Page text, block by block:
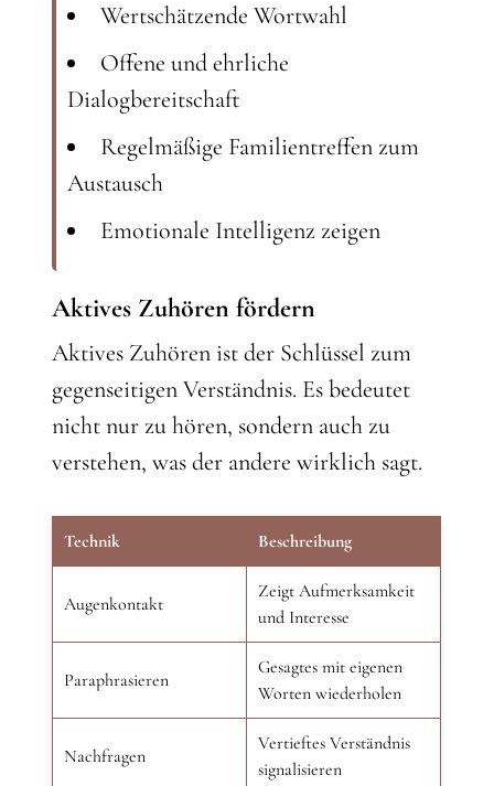
Wertschätzende Wortwahl
Offene und ehrliche
Dialogbereitschaft
Regelmäßige Familientreffen zum
Austausch
Emotionale Intelligenz zeigen
Aktives Zuhören fördern
Aktives Zuhören ist der Schlüssel zum
gegenseitigen Verständnis. Es bedeutet
nicht nur zu hören, sondern auch zu
verstehen, was der andere wirklich sagt.
Technik Beschreibung
Augenkontakt
Zeigt Aufmerksamkeit
und Interesse
Paraphrasieren
Gesagtes mit eigenen
Worten wiederholen
Nachfragen
Vertieftes Verständnis
signalisieren